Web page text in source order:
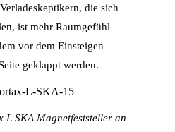
die sich
ist mehr Raumgefühl
vor dem Einsteigen
geklappt werden.
L SKA Magnetfeststeller an